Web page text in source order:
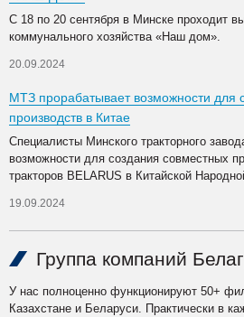
С 18 по 20 сентября в Минске проходит
коммунального хозяйства «Наш дом».
20.09.2024
МТЗ прорабатывает возможности для
производств в Китае
Специалисты Минского тракторного
возможности для создания совместных
тракторов BELARUS в Китайской
19.09.2024
Группа компаний
У нас полноценно функционируют 50+
Казахстане и Беларуси. Практически в